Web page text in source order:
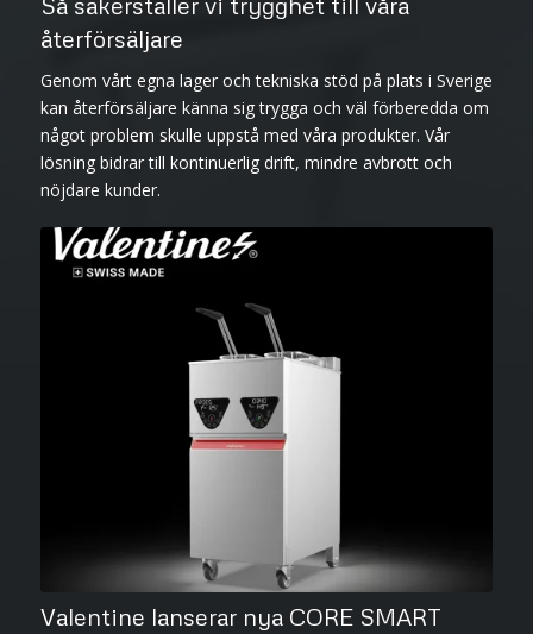
återförsäljare
Genom vårt egna lager och tekniska stöd på plats i Sverige
kan återförsäljare känna sig trygga och väl förberedda om
något problem skulle uppstå med våra produkter. Vår
lösning bidrar till kontinuerlig drift, mindre avbrott och
nöjdare kunder.
Valentine lanserar nya CORE SMART